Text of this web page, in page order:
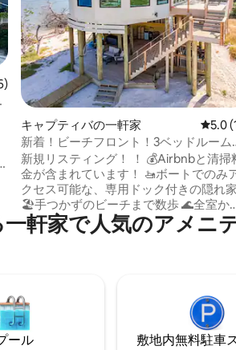
6件、5つ星中5.0つ星の平均評価
キャプティバの一軒家 レビ
5.0
新着！ビーチフロント！3ベッドルーム
スイート、持続可能な家+ドック
新規リスティング！ ！ 💰Airbnbと清掃料
金が含まれています！ 🚤ボートでのみ
クセス可能な、専用ドック付きの隠れ家
🏖️手つかずのビーチまで数歩 🌊全室から
パノラマのウォータービュー 🛏️専用のク
イーンベッド付きスイートルーム3室 🍽️
SUP、電動自転車が含まれています 🌿 保
護区に囲まれています。近くにある家は1
軒だけです 🐬 素晴らしい野生動物観察 ✨
自然愛好家、釣り好き、静かな時間を
軒⁠家⁠で人⁠気⁠のア⁠メ⁠ニ⁠
ール 敷地内無料駐⁠車